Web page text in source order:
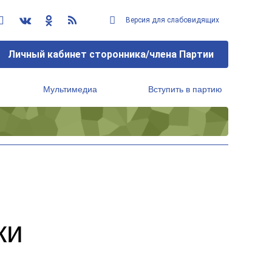
Версия для слабовидящих
Личный кабинет сторонника/члена Партии
Мультимедиа Вступить в партию